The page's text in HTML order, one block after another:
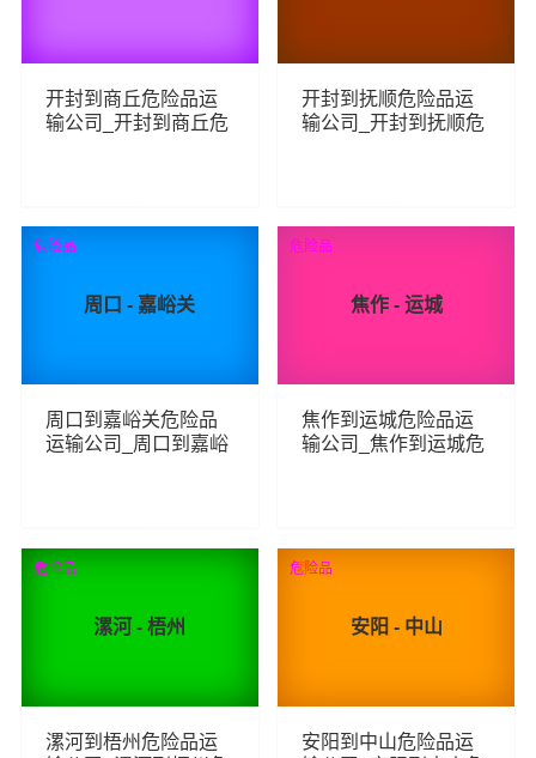
开封到商丘危险品运
输公司_开封到商丘危
74 查看详细
开封到抚顺危险品运
输公司_开封到抚顺危
89 查看详细
周口 - 嘉峪关
周口到嘉峪关危险品
运输公司_周口到嘉峪
53 查看详细
危险品
焦作 - 运城
焦作到运城危险品运
输公司_焦作到运城危
83 查看详细
危险品
漯河 - 梧州
漯河到梧州危险品运
危险品
安阳 - 中山
安阳到中山危险品运
危险品
荐